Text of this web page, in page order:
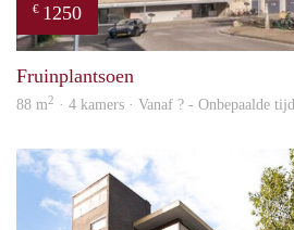
€ 1250
Fruinplantsoen
88 m2 · 4 kamers · Vanaf ? - Onbepaalde tijd